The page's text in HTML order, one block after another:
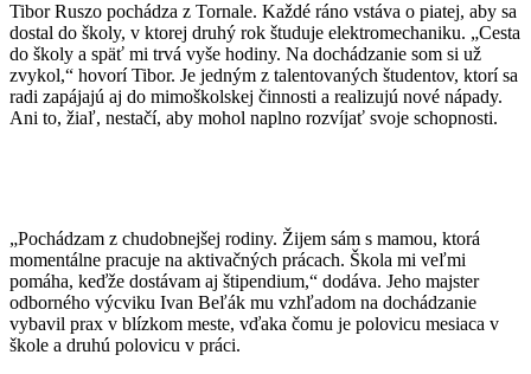
Tibor Ruszo pochádza z Tornale. Každé ráno vstáva o piatej, aby sa
dostal do školy, v ktorej druhý rok študuje elektromechaniku. „Cesta
do školy a späť mi trvá vyše hodiny. Na dochádzanie som si už
zvykol,“ hovorí Tibor. Je jedným z talentovaných študentov, ktorí sa
radi zapájajú aj do mimoškolskej činnosti a realizujú nové nápady.
Ani to, žiaľ, nestačí, aby mohol naplno rozvíjať svoje schopnosti.
„Pochádzam z chudobnejšej rodiny. Žijem sám s mamou, ktorá
momentálne pracuje na aktivačných prácach. Škola mi veľmi
pomáha, keďže dostávam aj štipendium,“ dodáva. Jeho majster
odborného výcviku Ivan Beľák mu vzhľadom na dochádzanie
vybavil prax v blízkom meste, vďaka čomu je polovicu mesiaca v
škole a druhú polovicu v práci.